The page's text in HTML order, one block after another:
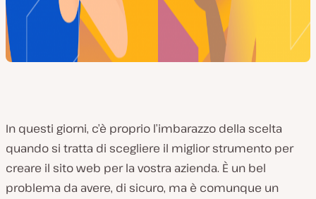
In questi giorni, c’è proprio l’imbarazzo della scelta
quando si tratta di scegliere il miglior strumento per
creare il sito web per la vostra azienda. È un bel
problema da avere, di sicuro, ma è comunque un